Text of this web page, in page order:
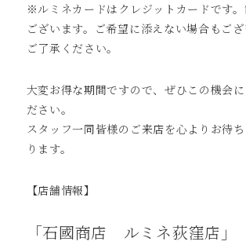
※ルミネカードはクレジットカードです
ございます。ご希望に添えない場合もござ
ご了承ください。
大変お得な期間ですので、ぜひこの機会に
ださい。
スタッフ一同皆様のご来店を心よりお待
ります。
【店舗情報】
「石國商店 ルミネ荻窪店」